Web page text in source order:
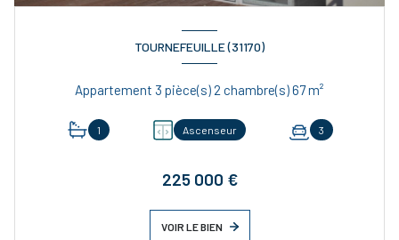
TOURNEFEUILLE (31170)
Appartement 3 pièce(s) 2 chambre(s) 67 m²
1 Ascenseur 3
225 000 €
VOIR LE BIEN